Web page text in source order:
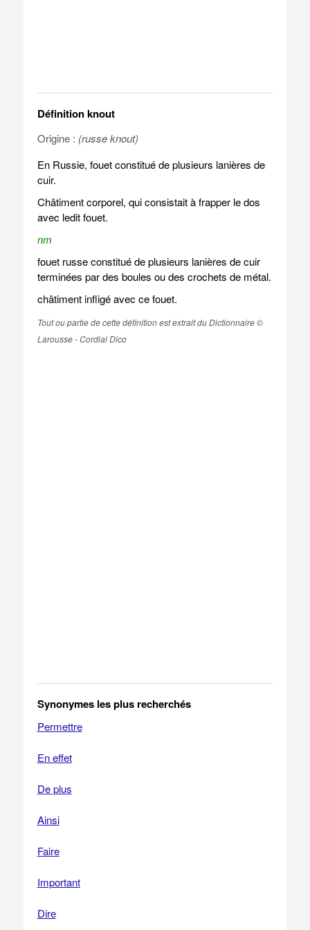
Définition knout
Origine : (russe knout)
En Russie, fouet constitué de plusieurs lanières de
cuir.
Châtiment corporel, qui consistait à frapper le dos
avec ledit fouet.
nm
fouet russe constitué de plusieurs lanières de cuir
terminées par des boules ou des crochets de métal.
châtiment infligé avec ce fouet.
Tout ou partie de cette définition est extrait du Dictionnaire ©
Larousse - Cordial Dico
Synonymes les plus recherchés
Permettre
En effet
De plus
Ainsi
Faire
Important
Dire